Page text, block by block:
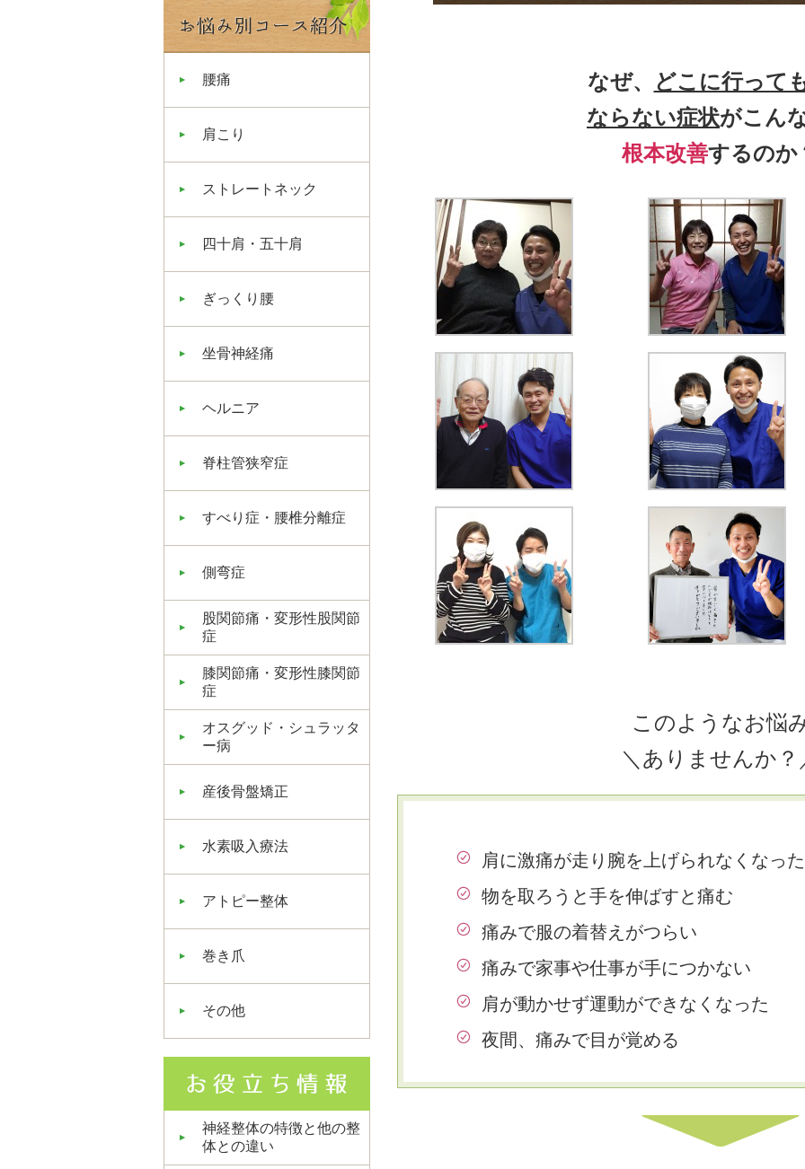
腰痛
肩こり
ストレートネック
四十肩・五十肩
ぎっくり腰
坐骨神経痛
ヘルニア
脊柱管狭窄症
すべり症・腰椎分離症
側弯症
股関節痛・変形性股関節
症
膝関節痛・変形性膝関節
症
オスグッド・シュラッタ
ー病
産後骨盤矯正
水素吸入療法
アトピー整体
巻き爪
その他
神経整体の特徴と他の整
体との違い
なぜ、
どこに行って
ならない症状がこん
根本改善するのか
このようなお悩
＼ありませんか？
肩に激痛が走り腕を上げられなくなった
物を取ろうと手を伸ばすと痛む
痛みで服の着替えがつらい
痛みで家事や仕事が手につかない
肩が動かせず運動ができなくなった
夜間、痛みで目が覚める